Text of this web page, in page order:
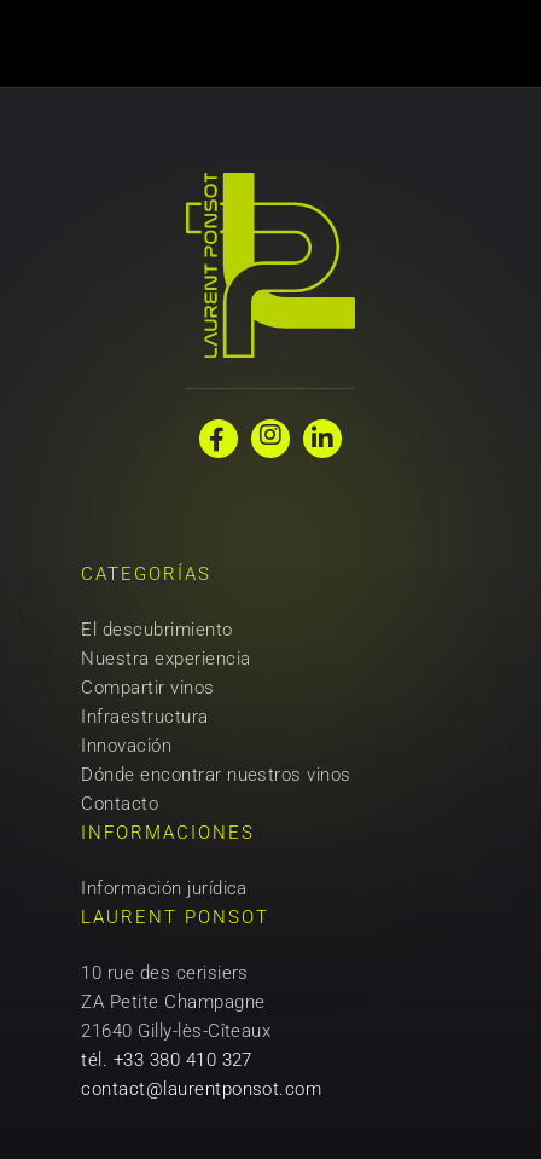
FacebookInstagramLinkedin
CATEGORÍAS
El descubrimiento
Nuestra experiencia
Compartir vinos
Infraestructura
Innovación
Dónde encontrar nuestros vinos
Contacto
INFORMACIONES
Información jurídica
LAURENT PONSOT
10 rue des cerisiers
ZA Petite Champagne
21640 Gilly-lès-Cîteaux
tél. +33 380 410 327
contact@laurentponsot.com